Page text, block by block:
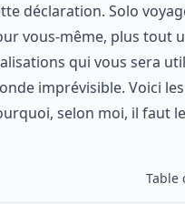
déclaration. Solo
vous-même, plus tout
qui vous sera
imprévisible. Voici
selon moi, il faut
Table